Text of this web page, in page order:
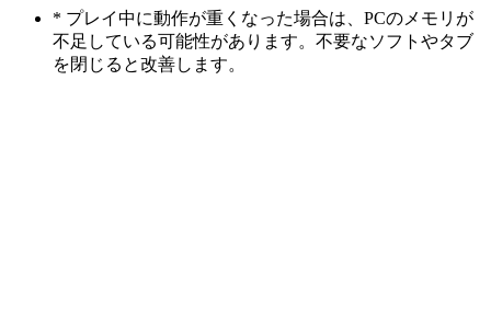
* プレイ中に動作が重くなった場合は、PCのメモリが
不足している可能性があります。不要なソフトやタブ
を閉じると改善します。